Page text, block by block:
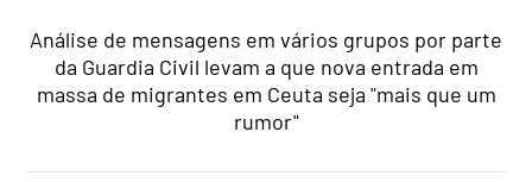
Análise de mensagens em vários grupos por parte
da Guardia Civil levam a que nova entrada em
massa de migrantes em Ceuta seja "mais que um
rumor"